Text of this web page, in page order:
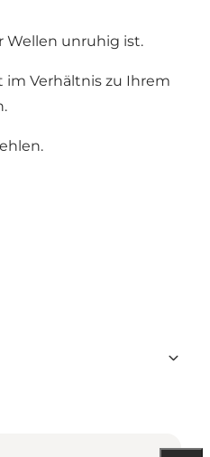
Wellen unruhig ist.
Verhältnis zu Ihrem